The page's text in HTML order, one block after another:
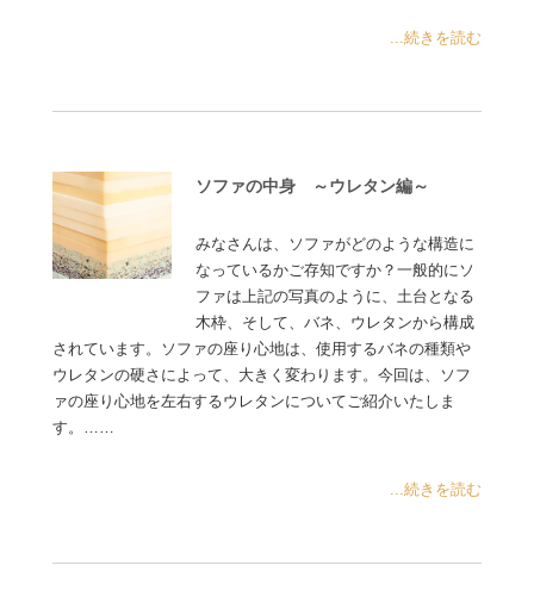
...続きを読む
ソファの中身 ～ウレタン編～
みなさんは、ソファがどのような構造に
なっているかご存知ですか？一般的にソ
ファは上記の写真のように、土台となる
木枠、そして、バネ、ウレタンから構成
されています。ソファの座り心地は、使用するバネの種類や
ウレタンの硬さによって、大きく変わります。今回は、ソフ
ァの座り心地を左右するウレタンについてご紹介いたしま
す。……
...続きを読む